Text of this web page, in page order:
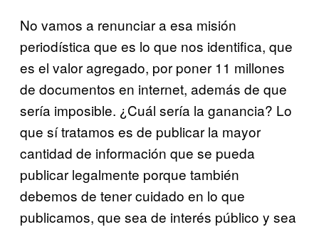
No vamos a renunciar a esa misión
periodística que es lo que nos identifica, que
es el valor agregado, por poner 11 millones
de documentos en internet, además de que
sería imposible. ¿Cuál sería la ganancia? Lo
que sí tratamos es de publicar la mayor
cantidad de información que se pueda
publicar legalmente porque también
debemos de tener cuidado en lo que
publicamos, que sea de interés público y sea